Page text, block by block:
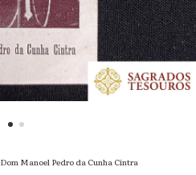
Dom Manoel Pedro da Cunha Cintra